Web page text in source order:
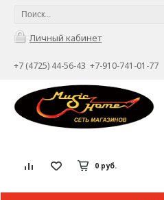
Личный кабинет
+7 (4725) 44-56-43 +7-910-741-01-77
0 руб.